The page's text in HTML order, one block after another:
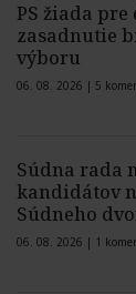
PS žiada
zasadnutie
výboru
06. 08. 2026 | 5
Súdna rada
kandidátov
Súdneho
06. 08. 2026 | 1